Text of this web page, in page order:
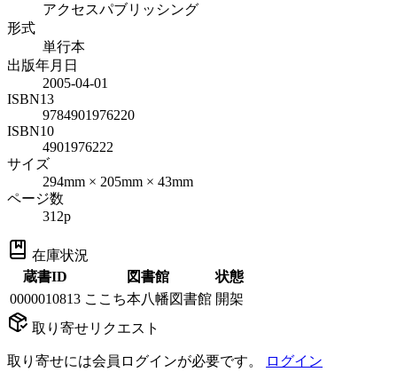
アクセスパブリッシング
形式
単行本
出版年月日
2005-04-01
ISBN13
9784901976220
ISBN10
4901976222
サイズ
294mm × 205mm × 43mm
ページ数
312p
在庫状況
蔵書ID
図書館
状態
0000010813 ここち本八幡図書館 開架
取り寄せリクエスト
取り寄せには会員ログインが必要です。 ログイン